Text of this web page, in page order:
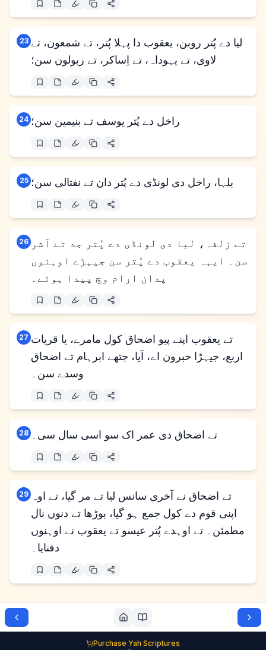
23 لیا دے پُتر روبن، یعقوب دا پہلا پُتر، تے شمعون، تے
لاوی، تے یہوداہ، تے اِساکر، تے زبولون سن؛
24 راخل دے پُتر یوسف تے بنیمین سن؛
25 بلہا، راخل دی لونڈی دے پُتر دان تے نفتالی سن؛
26
تے زلفہ، لیا دی لونڈی دے پُتر جد تے آشر
سن۔ ایہہ یعقوب دے پُتر سن جیہڑے اوہنوں
پدان ارام وچ پیدا ہوئے۔
27 تے یعقوب اپنے پیو اضحاق کول مامرے، یا قریات
اربع، جیہڑا حبرون اے، آیا، جتھے ابرہام تے اضحاق
وسدے سن۔
28 تے اضحاق دی عمر اک سو اسی سال سی۔
29
تے اضحاق نے آخری سانس لیا تے مر گیا، تے اوہ
اپنی قوم دے کول جمع ہو گیا، بوڑھا تے دنوں نال
مطمئن۔ تے اوہدے پُتر عیسو تے یعقوب نے اوہنوں
دفنایا۔
Purchase Yah Scriptures